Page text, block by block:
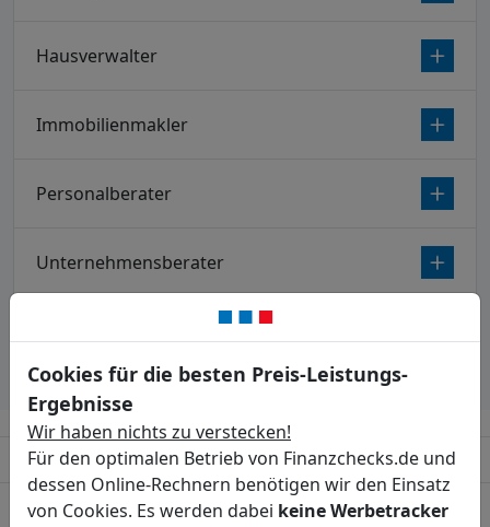
Hausverwalter
Immobilienmakler
Personalberater
Unternehmensberater
Schnelle Versicherungsbestätigung
„Benötigen Sie für einen Auftraggeber oder
Cookies für die besten Preis-Leistungs-
Ergebnisse
Wir haben nichts zu verstecken!
Für den optimalen Betrieb von Finanzchecks.de und
dessen Online-Rechnern benötigen wir den Einsatz
von Cookies. Es werden dabei keine Werbetracker